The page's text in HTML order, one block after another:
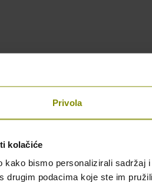
Privola
kolačiće
kako bismo personalizirali
drugim podacima koje ste im